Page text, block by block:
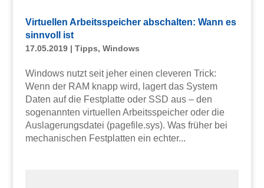
Virtuellen Arbeitsspeicher abschalten: Wann es
sinnvoll ist
17.05.2019| Tipps, Windows
Windows nutzt seit jeher einen cleveren Trick:
Wenn der RAM knapp wird, lagert das System
Daten auf die Festplatte oder SSD aus – den
sogenannten virtuellen Arbeitsspeicher oder die
Auslagerungsdatei (pagefile.sys). Was früher bei
mechanischen Festplatten ein echter...